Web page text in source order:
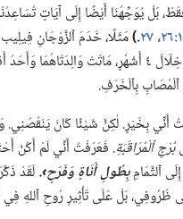
بَلْ يُوَجِّهُنَا أَيْضًا إِلَى آيَاتٍ
‏.‏)‏مَثَلًا،‏ خَدَمَ ٱلزَّوْجَانِ
إِيلَ ٢٥ سَنَةً تَقْرِيبًا.‏ ثُمَّ خِلَالَ ٤ أَشْهُرٍ،‏ مَاتَتْ
ٱلْمُصَابِ بِٱلْخَرَفِ.‏
أَنِّي بِخَيْرٍ.‏ لٰكِنَّ شَيْئًا كَانَ يَنْقُصُنِي.‏
بُرْجِ ٱلْمُرَاقَبَةِ.‏ فَعَرَفْتُ أَنِّي لَمْ أَكُنْ
ٱلتَّمَامِبِطُولِ أَنَاةٍ وَفَرَحٍ›.‏لَقَدْ
ظُرُوفِي،‏ بَلْ عَلَى تَأْثِيرِ رُوحِ ٱللهِ